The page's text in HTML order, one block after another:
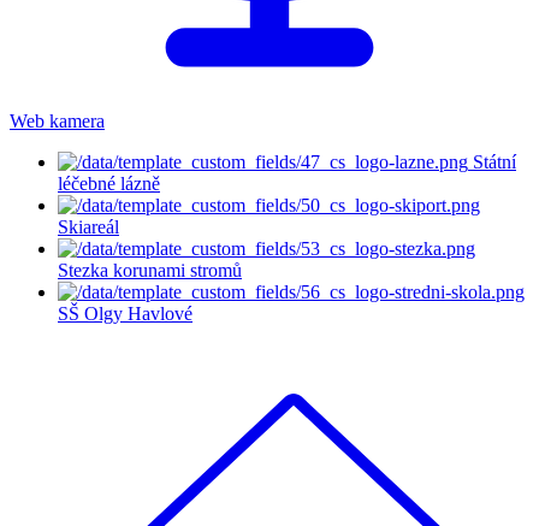
Web kamera
Státní
léčebné lázně
Skiareál
Stezka korunami stromů
SŠ Olgy Havlové